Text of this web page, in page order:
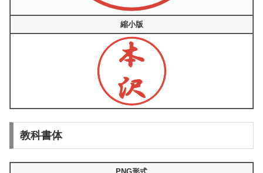
縮小版
教科書体